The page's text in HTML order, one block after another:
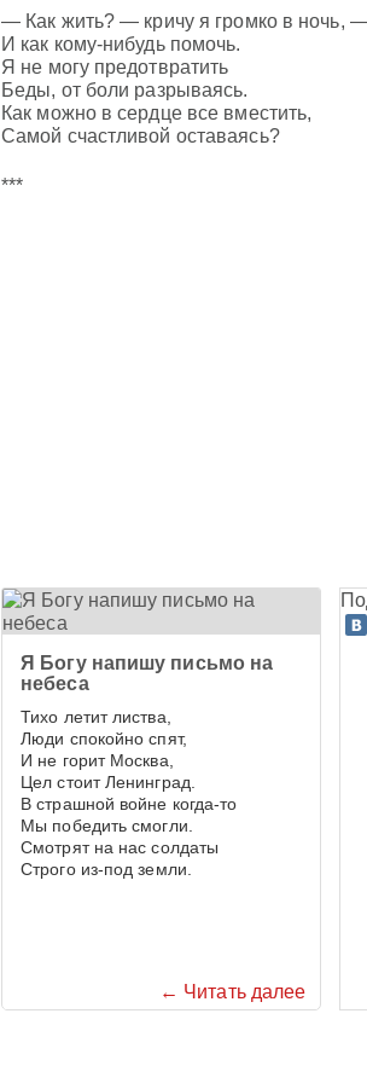
— Как жить? — кричу я громко в ночь,
И как кому-нибудь помочь.
Я не могу предотвратить
Беды, от боли разрываясь.
Как можно в сердце все вместить,
Самой счастливой оставаясь?
***
← Читать далее
Я Богу напишу письмо на
небеса
Тихо летит листва,
Люди спокойно спят,
И не горит Москва,
Цел стоит Ленинград.
В страшной войне когда-то
Мы победить смогли.
Смотрят на нас солдаты
Строго из-под земли.